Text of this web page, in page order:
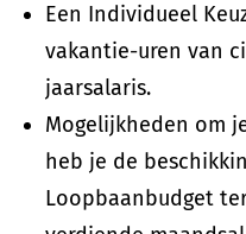
Een Individueel
vakantie-uren van
jaarsalaris.
Mogelijkheden om
heb je de
Loopbaanbudget